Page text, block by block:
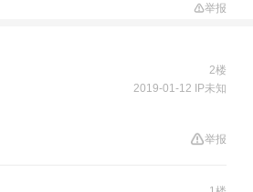
举报
2楼
2019-01-12 IP未知
举报